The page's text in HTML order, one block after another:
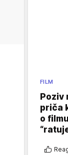
FILM
Poziv
priča
o